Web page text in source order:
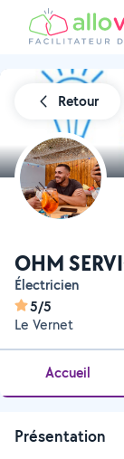
Retour
OHM
Électricien
5/5
Le Vernet
Accueil
Présentation